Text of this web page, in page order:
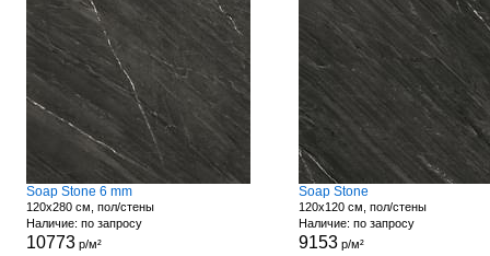
Soap Stone 6 mm
120x280 см, пол/стены
Наличие: по запросу
10773р/м²
Soap Stone
120x120 см, пол/стены
Наличие: по запросу
9153р/м²